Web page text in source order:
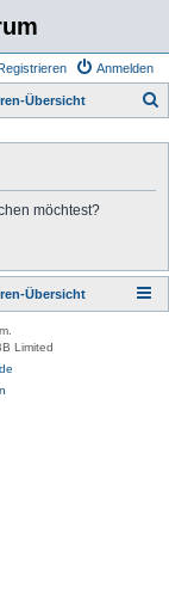
Anmelden
Übersicht
möchtest?
Übersicht
Limited